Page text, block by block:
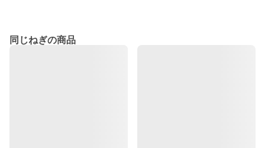
同じねぎの商品